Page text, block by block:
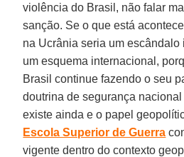
violência do Brasil, não falar
sanção. Se o que está
na Ucrânia seria um
um esquema internacional,
Brasil continue fazendo o seu
doutrina de segurança
existe ainda e o papel
Escola Superior de Guerra
vigente dentro do contexto